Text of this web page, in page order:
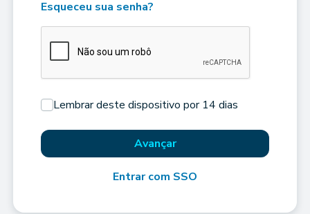
Esqueceu sua senha?
Lembrar deste dispositivo por 14 dias
Avançar
Entrar com SSO